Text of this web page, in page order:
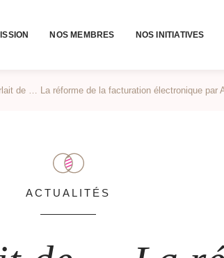
NOS MEMBRES NOS INITIATIVES
de … La réforme de la facturation électronique par
ACTUALITÉS